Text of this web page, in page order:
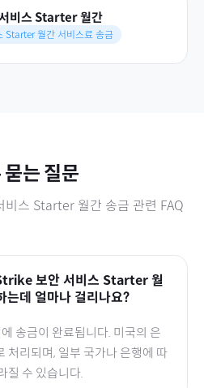
비스 Starter 월간
Starter 월간 서비스료 송금
묻는 질문
비스 Starter 월간 송금 관련 FAQ
보안 서비스 Starter 월
는데 얼마나 걸리나요?
송금이 완료됩니다. 미국의 은
처리되며, 일부 국가나 은행에 따
질 수 있습니다.